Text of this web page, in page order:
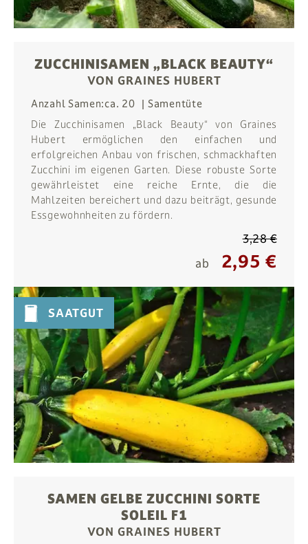
ZUCCHINISAMEN „BLACK BEAUTY“
VON GRAINES HUBERT
Anzahl Samen:ca. 20
Samentüte
Die Zucchinisamen „Black Beauty“ von Graines
Hubert ermöglichen den einfachen und
erfolgreichen Anbau von frischen, schmackhaften
Zucchini im eigenen Garten. Diese robuste Sorte
gewährleistet eine reiche Ernte, die die
Mahlzeiten bereichert und dazu beiträgt, gesunde
Essgewohnheiten zu fördern.
3,28 €
ab
2,95 €
SAATGUT
SAMEN GELBE ZUCCHINI SORTE
SOLEIL F1
VON GRAINES HUBERT